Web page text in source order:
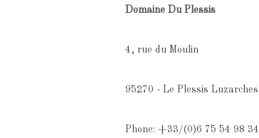
Domaine Du Plessis
4, rue du Moulin
95270 - Le Plessis Luzarches
Phone: +33/(0)6 75 54 98 34